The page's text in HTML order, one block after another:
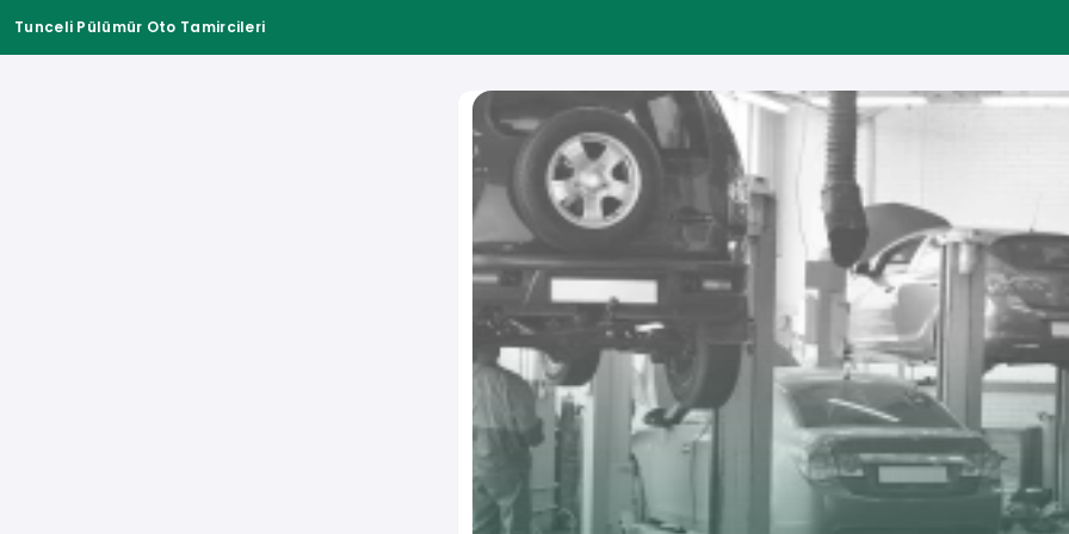
Tunceli Pülümür Oto Tamircileri